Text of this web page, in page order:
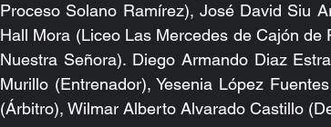
Proceso Solano Ramírez), José David Siu
Hall Mora (Liceo Las Mercedes de Cajón
Nuestra Señora). Diego Armando Diaz
Murillo (Entrenador), Yesenia López
(Árbitro), Wilmar Alberto Alvarado Castillo